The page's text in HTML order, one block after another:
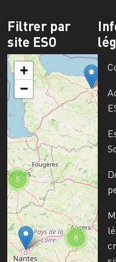
Filtrer par
site ESO
6
5
+
−